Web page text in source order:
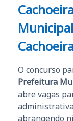
O concurso
Prefeitura
abre vagas
abrangendo